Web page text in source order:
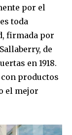
por el
toda
firmada por
de
en 1918.
productos
el mejor